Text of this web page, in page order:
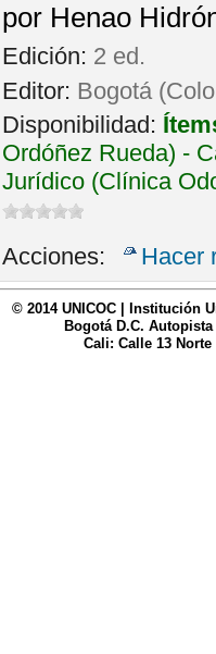
por Henao
Edición: 2 ed.
Editor: Bogotá
Disponibilidad:
Ordóñez Rueda) -
Jurídico (Clínica
Acciones: Hacer
© 2014 UNICOC | Institución
Bogotá D.C. Autopista
Cali: Calle 13 Norte